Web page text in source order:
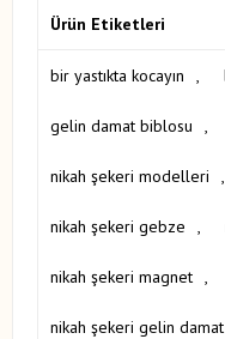
Ürün Etiketleri
bir yastıkta kocayın ,
gelin damat biblosu ,
nikah şekeri modelleri ,
nikah şekeri gebze ,
nikah şekeri magnet ,
nikah şekeri gelin